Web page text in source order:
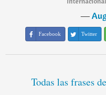
―
Facebook Twitter
Todas las frases